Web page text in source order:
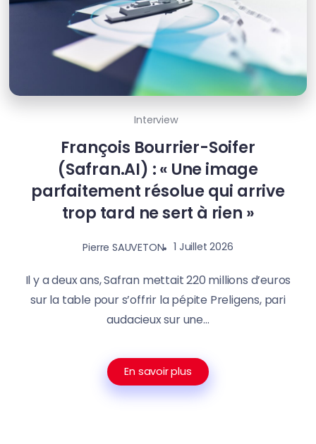
Interview
François Bourrier-Soifer
(Safran.AI) : « Une image
parfaitement résolue qui arrive
trop tard ne sert à rien »
Pierre SAUVETON 1 Juillet 2026
Il y a deux ans, Safran mettait 220 millions d’euros
sur la table pour s’offrir la pépite Preligens, pari
audacieux sur une...
En savoir plus